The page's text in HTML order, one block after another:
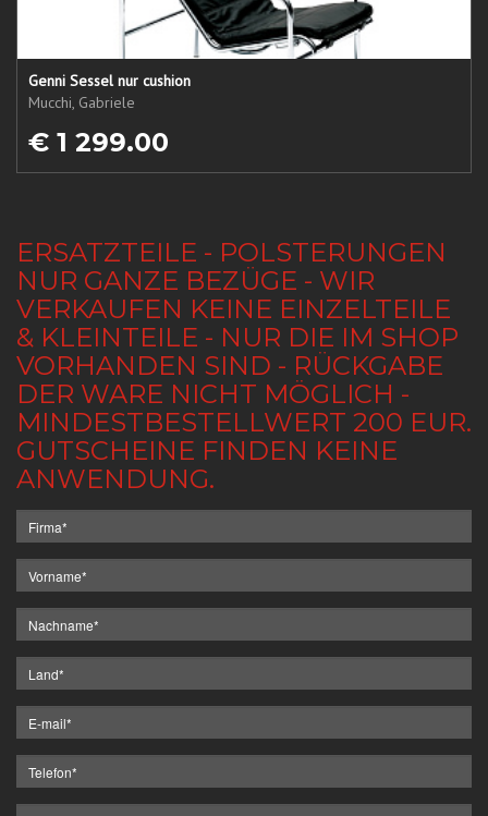
Genni Sessel nur cushion
Mucchi, Gabriele
€ 1 299.00
ERSATZTEILE - POLSTERUNGEN
NUR GANZE BEZÜGE - WIR
VERKAUFEN KEINE EINZELTEILE
& KLEINTEILE - NUR DIE IM SHOP
VORHANDEN SIND - RÜCKGABE
DER WARE NICHT MÖGLICH -
MINDESTBESTELLWERT 200 EUR.
GUTSCHEINE FINDEN KEINE
ANWENDUNG.